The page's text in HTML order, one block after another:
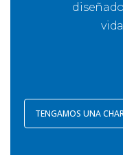
TENGAMOS UNA